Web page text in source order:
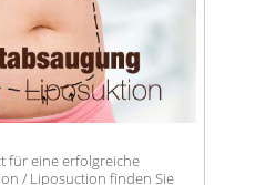
für eine erfolgreiche
/ Liposuction finden Sie